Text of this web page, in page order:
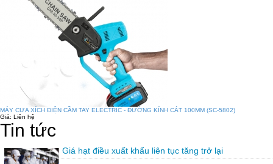
MÁY CƯA XÍCH ĐIỆN CẦM TAY ELECTRIC - ĐƯỜNG KÍNH CẮT 100MM (SC-5802)
Giá: Liên hệ
Tin tức
Giá hạt điều xuất khẩu liên tục tăng trở lại